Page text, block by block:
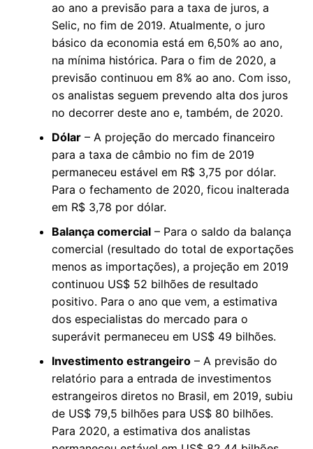
ao ano a previsão para a taxa de juros, a
Selic, no fim de 2019. Atualmente, o juro
básico da economia está em 6,50% ao ano,
na mínima histórica. Para o fim de 2020, a
previsão continuou em 8% ao ano. Com isso,
os analistas seguem prevendo alta dos juros
no decorrer deste ano e, também, de 2020.
Dólar– A projeção do mercado financeiro
para a taxa de câmbio no fim de 2019
permaneceu estável em R$ 3,75 por dólar.
Para o fechamento de 2020, ficou inalterada
em R$ 3,78 por dólar.
Balança comercial– Para o saldo da balança
comercial (resultado do total de exportações
menos as importações), a projeção em 2019
continuou US$ 52 bilhões de resultado
positivo. Para o ano que vem, a estimativa
dos especialistas do mercado para o
superávit permaneceu em US$ 49 bilhões.
Investimento estrangeiro– A previsão do
relatório para a entrada de investimentos
estrangeiros diretos no Brasil, em 2019, subiu
de US$ 79,5 bilhões para US$ 80 bilhões.
Para 2020, a estimativa dos analistas